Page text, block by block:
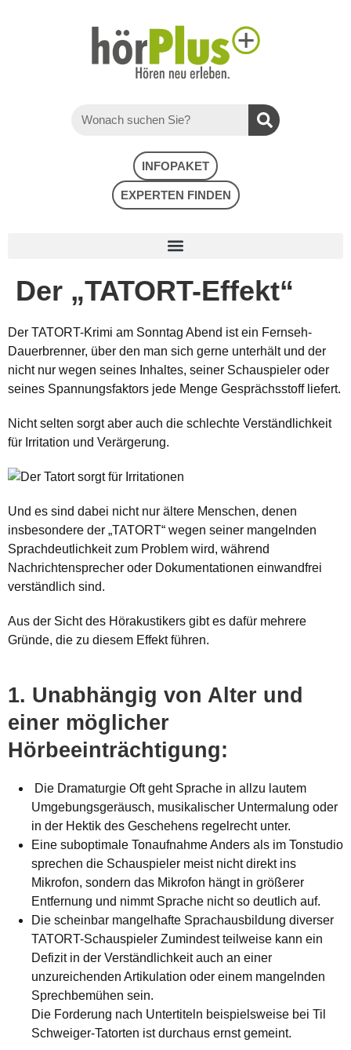
INFOPAKET
EXPERTEN FINDEN
Der „TATORT-Effekt“
Der TATORT-Krimi am Sonntag Abend ist ein Fernseh-
Dauerbrenner, über den man sich gerne unterhält und der
nicht nur wegen seines Inhaltes, seiner Schauspieler oder
seines Spannungsfaktors jede Menge Gesprächsstoff liefert.
Nicht selten sorgt aber auch die schlechte Verständlichkeit
für Irritation und Verärgerung.
Und es sind dabei nicht nur ältere Menschen, denen
insbesondere der „TATORT“ wegen seiner mangelnden
Sprachdeutlichkeit zum Problem wird, während
Nachrichtensprecher oder Dokumentationen einwandfrei
verständlich sind.
Aus der Sicht des Hörakustikers gibt es dafür mehrere
Gründe, die zu diesem Effekt führen.
1. Unabhängig von Alter und
einer möglicher
Hörbeeinträchtigung:
Die Dramaturgie Oft geht Sprache in allzu lautem
Umgebungsgeräusch, musikalischer Untermalung oder
in der Hektik des Geschehens regelrecht unter.
Eine suboptimale Tonaufnahme Anders als im Tonstudio
sprechen die Schauspieler meist nicht direkt ins
Mikrofon, sondern das Mikrofon hängt in größerer
Entfernung und nimmt Sprache nicht so deutlich auf.
Die scheinbar mangelhafte Sprachausbildung diverser
TATORT-Schauspieler Zumindest teilweise kann ein
Defizit in der Verständlichkeit auch an einer
unzureichenden Artikulation oder einem mangelnden
Sprechbemühen sein.
Die Forderung nach Untertiteln beispielsweise bei Til
Schweiger-Tatorten ist durchaus ernst gemeint.